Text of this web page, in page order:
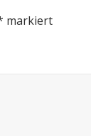
markiert